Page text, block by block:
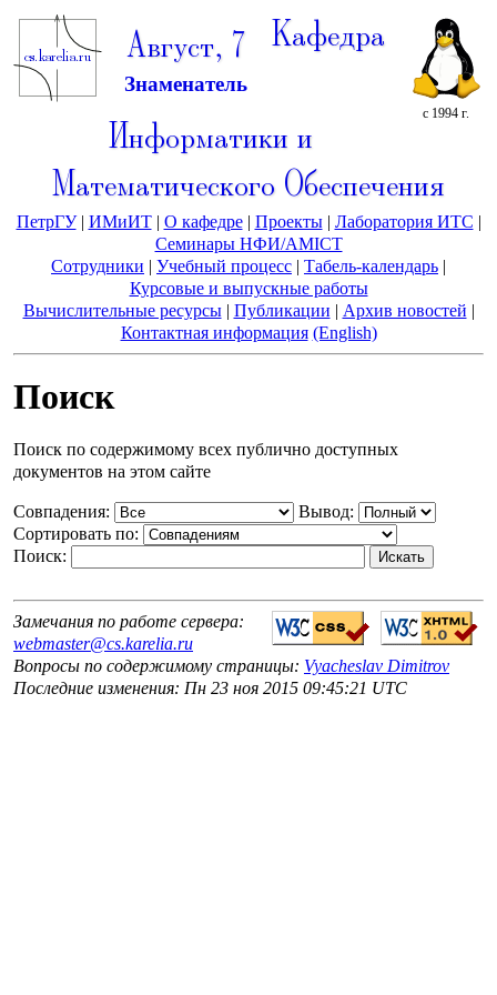
Август, 7
Знаменатель
с 1994 г.
Кафедра
Информатики и
Математического Обеспечения
ПетрГУ| ИМиИТ| О кафедре| Проекты| Лаборатория ИТС |
Семинары НФИ/AMICT
Сотрудники | Учебный процесс | Табель-календарь |
Курсовые и выпускные работы
Вычислительные ресурсы| Публикации | Архив новостей |
Контактная информация (English)
Поиск
Поиск по содержимому всех публично доступных
документов на этом сайте
Совпадения:
Вывод:
Сортировать по:
Поиск:
Замечания по работе сервера:
webmaster@cs.karelia.ru
Вопросы по содержимому страницы: Vyacheslav Dimitrov
Последние изменения: Пн 23 ноя 2015 09:45:21 UTC